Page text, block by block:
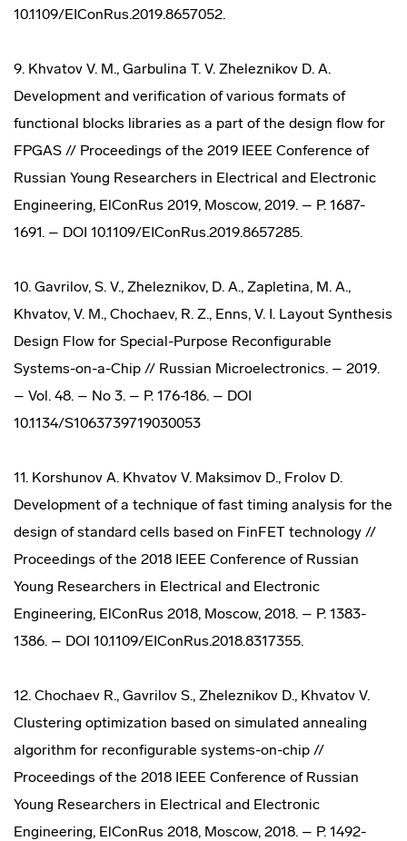
10.1109/EIConRus.2019.8657052.
9. Khvatov V. M., Garbulina T. V. Zheleznikov D. A.
Development and verification of various formats of
functional blocks libraries as a part of the design flow for
FPGAS // Proceedings of the 2019 IEEE Conference of
Russian Young Researchers in Electrical and Electronic
Engineering, ElConRus 2019, Moscow, 2019. – P. 1687-
1691. – DOI 10.1109/EIConRus.2019.8657285.
10. Gavrilov, S. V., Zheleznikov, D. A., Zapletina, M. A.,
Khvatov, V. M., Chochaev, R. Z., Enns, V. I. Layout Synthesis
Design Flow for Special-Purpose Reconfigurable
Systems-on-a-Chip // Russian Microelectronics. – 2019.
– Vol. 48. – No 3. – P. 176-186. – DOI
10.1134/S1063739719030053
11. Korshunov A. Khvatov V. Maksimov D., Frolov D.
Development of a technique of fast timing analysis for the
design of standard cells based on FinFET technology //
Proceedings of the 2018 IEEE Conference of Russian
Young Researchers in Electrical and Electronic
Engineering, ElConRus 2018, Moscow, 2018. – P. 1383-
1386. – DOI 10.1109/EIConRus.2018.8317355.
12. Chochaev R., Gavrilov S., Zheleznikov D., Khvatov V.
Clustering optimization based on simulated annealing
algorithm for reconfigurable systems-on-chip //
Proceedings of the 2018 IEEE Conference of Russian
Young Researchers in Electrical and Electronic
Engineering, ElConRus 2018, Moscow, 2018. – P. 1492-